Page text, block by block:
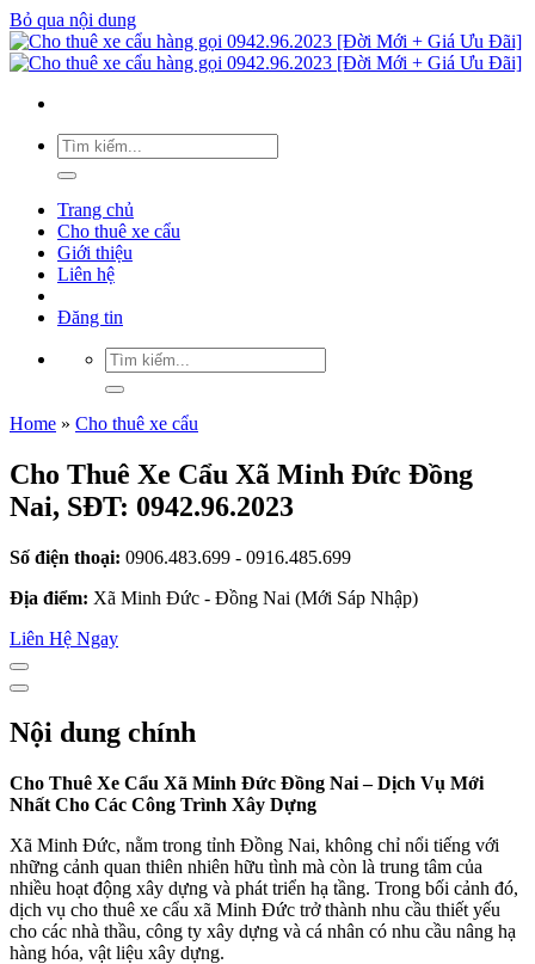
Bỏ qua nội dung
Trang chủ
Cho thuê xe cẩu
Giới thiệu
Liên hệ
Đăng tin
Home » Cho thuê xe cẩu
Cho Thuê Xe Cẩu Xã Minh Đức Đồng
Nai, SĐT: 0942.96.2023
Số điện thoại: 0906.483.699 - 0916.485.699
Địa điểm: Xã Minh Đức - Đồng Nai (Mới Sáp Nhập)
Liên Hệ Ngay
Nội dung chính
Cho Thuê Xe Cẩu Xã Minh Đức Đồng Nai – Dịch Vụ Mới
Nhất Cho Các Công Trình Xây Dựng
Xã Minh Đức, nằm trong tỉnh Đồng Nai, không chỉ nổi tiếng với
những cảnh quan thiên nhiên hữu tình mà còn là trung tâm của
nhiều hoạt động xây dựng và phát triển hạ tầng. Trong bối cảnh đó,
dịch vụ cho thuê xe cẩu xã Minh Đức trở thành nhu cầu thiết yếu
cho các nhà thầu, công ty xây dựng và cá nhân có nhu cầu nâng hạ
hàng hóa, vật liệu xây dựng.